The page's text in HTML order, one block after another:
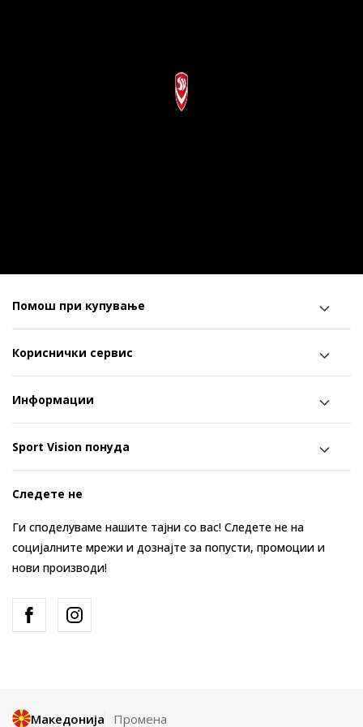
Помош при купување
Кориснички сервис
Информации
Sport Vision понуда
Следете не
Ги споделуваме нашите тајни со вас! Следете не на
социјалните мрежи и дознајте за попусти, промоции и
нови производи!
Македонија Промена